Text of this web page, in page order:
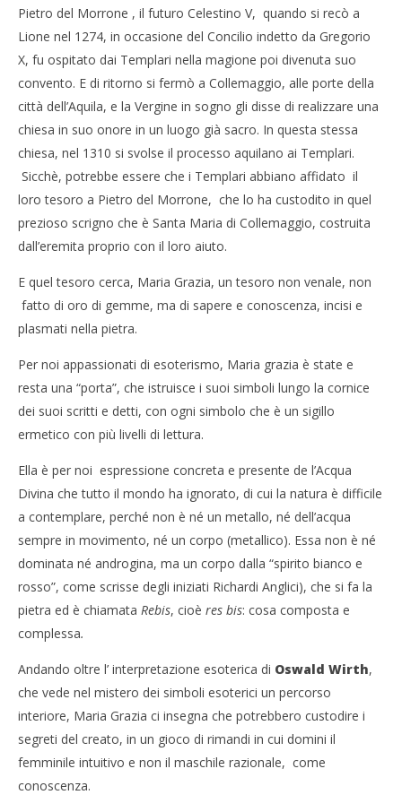
Pietro del Morrone , il futuro Celestino V, quando si recò a
Lione nel 1274, in occasione del Concilio indetto da Gregorio
X, fu ospitato dai Templari nella magione poi divenuta suo
convento. E di ritorno si fermò a Collemaggio, alle porte della
città dell’Aquila, e la Vergine in sogno gli disse di realizzare una
chiesa in suo onore in un luogo già sacro. In questa stessa
chiesa, nel 1310 si svolse il processo aquilano ai Templari.
Sicchè, potrebbe essere che i Templari abbiano affidato il
loro tesoro a Pietro del Morrone, che lo ha custodito in quel
prezioso scrigno che è Santa Maria di Collemaggio, costruita
dall’eremita proprio con il loro aiuto.
E quel tesoro cerca, Maria Grazia, un tesoro non venale, non
fatto di oro di gemme, ma di sapere e conoscenza, incisi e
plasmati nella pietra.
Per noi appassionati di esoterismo, Maria grazia è state e
resta una “porta”, che istruisce i suoi simboli lungo la cornice
dei suoi scritti e detti, con ogni simbolo che è un sigillo
ermetico con più livelli di lettura.
Ella è per noi espressione concreta e presente de l’Acqua
Divina che tutto il mondo ha ignorato, di cui la natura è difficile
a contemplare, perché non è né un metallo, né dell’acqua
sempre in movimento, né un corpo (metallico). Essa non è né
dominata né androgina, ma un corpo dalla “spirito bianco e
rosso”, come scrisse degli iniziati Richardi Anglici), che si fa la
pietra ed è chiamata Rebis, cioè res bis: cosa composta e
complessa.
Andando oltre l’ interpretazione esoterica di Oswald Wirth,
che vede nel mistero dei simboli esoterici un percorso
interiore, Maria Grazia ci insegna che potrebbero custodire i
segreti del creato, in un gioco di rimandi in cui domini il
femminile intuitivo e non il maschile razionale, come
conoscenza.